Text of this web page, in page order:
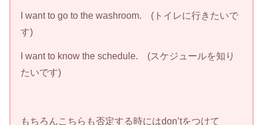
I want to go to the washroom. (トイレに行きたいで
す)
I want to know the schedule. (スケジュールを知り
たいです)
もちろんこちらも否定する時にはdon’tをつけて